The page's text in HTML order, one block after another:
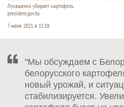
Лукашенко убирает картофель.
president.gov.by
7 июня 2021 в 15:18
"Мы обсуждаем с
белорусского
новый урожай, и
стабилизируется.